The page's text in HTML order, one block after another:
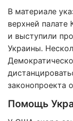
В материале
верхней
и выступили
Украины.
законопроекта
Помощь